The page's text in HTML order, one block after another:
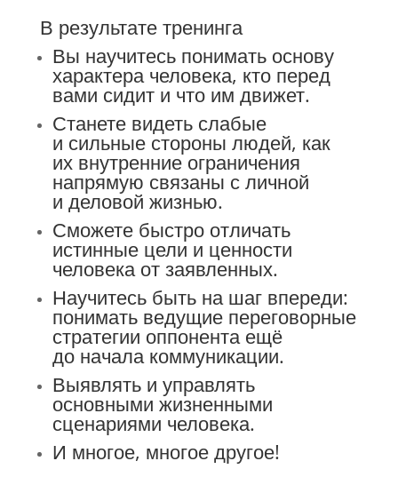
В результате тренинга
Вы научитесь понимать основу
характера человека, кто перед
вами сидит и что им движет.
Станете видеть слабые
и сильные стороны людей, как
их внутренние ограничения
напрямую связаны с личной
и деловой жизнью.
Сможете быстро отличать
истинные цели и ценности
человека от заявленных.
Научитесь быть на шаг впереди:
понимать ведущие переговорные
стратегии оппонента ещё
до начала коммуникации.
Выявлять и управлять
основными жизненными
сценариями человека.
И многое, многое другое!